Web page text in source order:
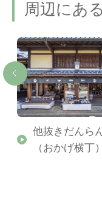
周辺にあ
他抜きだんら
（おかげ横丁）